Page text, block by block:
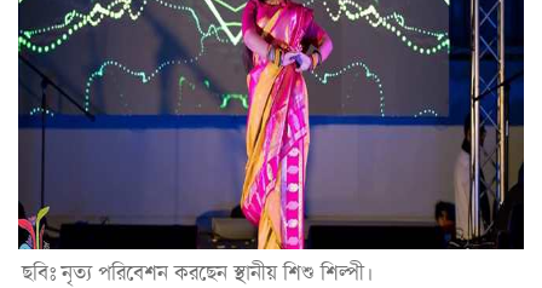
ছবিঃ নৃত্য পরিবেশন করছেন স্থানীয় শিশু শিল্পী।